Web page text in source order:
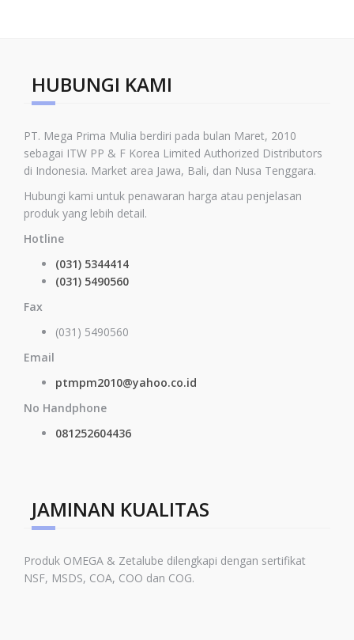
HUBUNGI KAMI
PT. Mega Prima Mulia berdiri pada bulan Maret, 2010
sebagai ITW PP & F Korea Limited Authorized Distributors
di Indonesia. Market area Jawa, Bali, dan Nusa Tenggara.
Hubungi kami untuk penawaran harga atau penjelasan
produk yang lebih detail.
Hotline
(031) 5344414
(031) 5490560
Fax
(031) 5490560
Email
ptmpm2010@yahoo.co.id
No Handphone
081252604436
JAMINAN KUALITAS
Produk OMEGA & Zetalube dilengkapi dengan sertifikat
NSF, MSDS, COA, COO dan COG.